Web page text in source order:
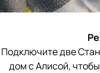
Подключите две
дом с Алисой,